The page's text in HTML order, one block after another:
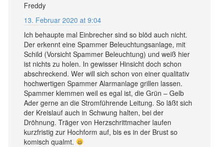
Freddy
13. Februar 2020 at 9:04
Ich behaupte mal Einbrecher sind so blöd auch nicht.
Der erkennt eine Spammer Beleuchtungsanlage, mit
Schild (Vorsicht Spammer Beleuchtung) und weiß hier
ist nichts zu holen. In gewisser Hinsicht doch schon
abschreckend. Wer will sich schon von einer qualitativ
hochwertigen Spammer Alarmanlage grillen lassen.
Spammer klemmen weil es egal ist, die Grün – Gelb
Ader gerne an die Stromführende Leitung. So läßt sich
der Kreislauf auch in Schwung halten, bei der
Dröhnung. Träger von Herzschrittmacher laufen
kurzfristig zur Hochform auf, bis es in der Brust so
komisch qualmt.